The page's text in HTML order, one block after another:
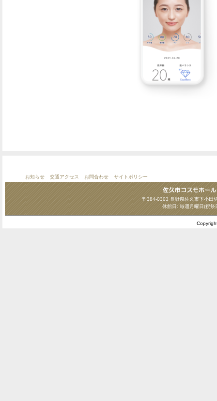
お知らせ 交通アクセス お問合わせ サイトポリシー
〒384-0303 長野県佐久市下小
休館日: 毎週月曜日(祝